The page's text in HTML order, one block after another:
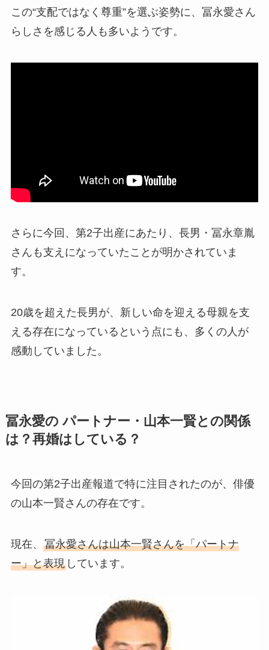
この“支配ではなく尊重”を選ぶ姿勢に、冨永愛さん
らしさを感じる人も多いようです。
さらに今回、第2子出産にあたり、長男・冨永章胤
さんも支えになっていたことが明かされていま
す。
20歳を超えた長男が、新しい命を迎える母親を支
える存在になっているという点にも、多くの人が
感動していました。
冨永愛の パートナー・山本一賢との関係
は？再婚はしている？
今回の第2子出産報道で特に注目されたのが、俳優
の山本一賢さんの存在です。
現在、 冨永愛さんは山本一賢さんを「パートナ
ー」と表現しています。